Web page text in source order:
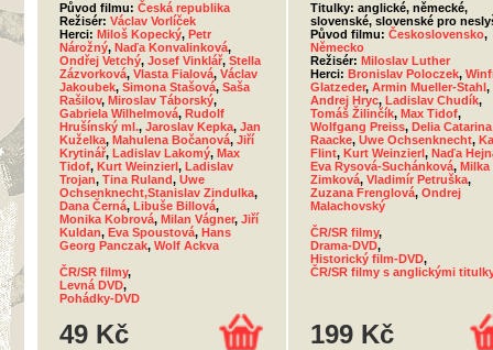
Původ filmu: Česká republika
Režisér: Václav Vorlíček
Herci: Miloš Kopecký, Petr
Nárožný, Naďa Konvalinková,
Ondřej Vetchý, Josef Vinklář, Stella
Zázvorková, Vlasta Fialová, Václav
Jakoubek, Simona Stašová, Saša
Rašilov, Miroslav Táborský,
Gabriela Wilhelmová, Rudolf
Hrušínský ml., Jaroslav Kepka, Jan
Kuželka, Mahulena Bočanová, Jiří
Krytinář, Ladislav Lakomý, Max
Tidof, Kurt Weinzierl, Ladislav
Trojan, Tina Ruland, Uwe
Ochsenknecht,Stanislav Zindulka,
Dana Černá, Libuše Billová,
Monika Kobrová, Milan Vágner, Jiří
Kuldan, Eva Spoustová, Hans
Georg Panczak, Wolf Ackva
ČR/SR filmy,
Levná DVD,
Pohádky-DVD
49 Kč
Titulky: anglické, německé,
slovenské, slovenské pro
Původ filmu: Československo,
Německo
Režisér: Miloslav Luther
Herci: Bronislav Poloczek,
Glatzeder, Armin Mueller-Stahl,
Andrej Hryc, Ladislav Chudík,
Tomáš Žilinčík, Max Tidof,
Wolfgang Preiss, Delia Catarina
Raacke, Uwe Ochsenknecht,
Flint, Kurt Weinzierl, Naďa
Eva Rysová-Suchánková, Milka
Zimková, Vladimír Petruška,
Zuzana Frenglová, Ondrej
Malachovský
ČR/SR filmy,
Drama-DVD,
Historický film-DVD,
ČR/SR filmy s anglickými
199 Kč